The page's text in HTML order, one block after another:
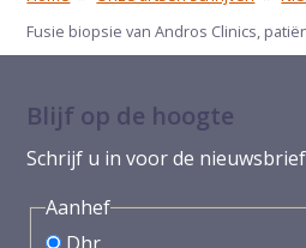
Fusie biopsie van Andros Clinics,
Blijf op de hoogte
Schrijf u in voor de nieuwsbrief
Aanhef